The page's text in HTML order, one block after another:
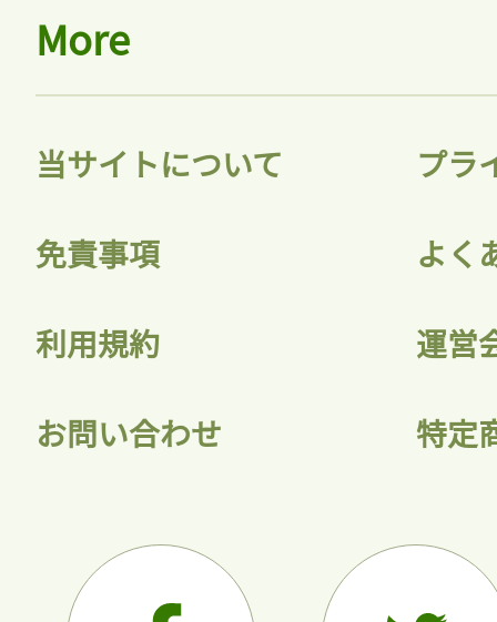
会員登録
More
当サイトについて プラ
免責事項 よく
利用規約 運営
お問い合わせ 特定